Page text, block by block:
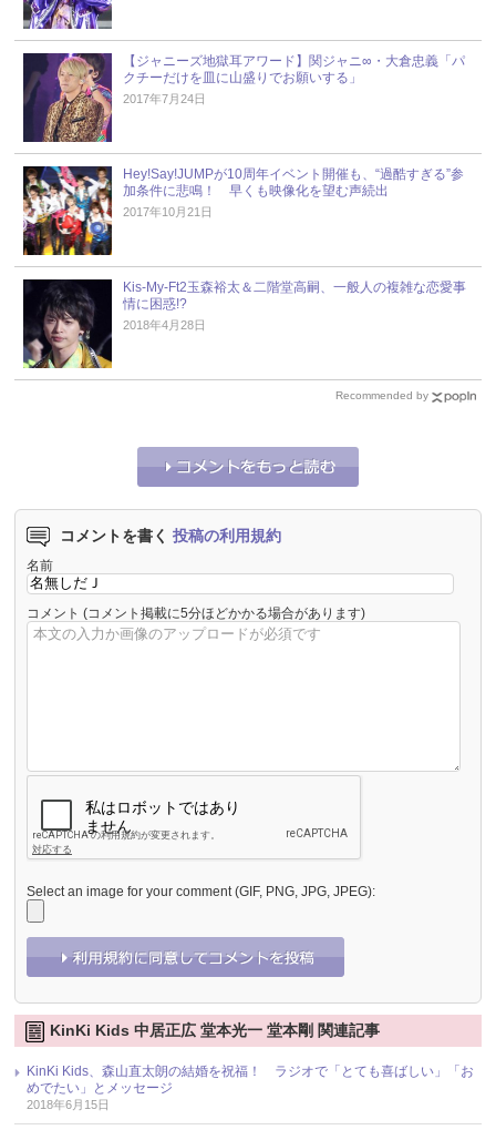
【ジャニーズ地獄耳アワード】関ジャニ∞・大倉忠義「パ
クチーだけを皿に山盛りでお願いする」
2017年7月24日
Hey!Say!JUMPが10周年イベント開催も、“過酷すぎる”参
加条件に悲鳴！ 早くも映像化を望む声続出
2017年10月21日
Kis-My-Ft2玉森裕太＆二階堂高嗣、一般人の複雑な恋愛事
情に困惑!?
2018年4月28日
Recommended by
コメントを書く 投稿の利用規約
名前
コメント (コメント掲載に5分ほどかかる場合があります)
Select an image for your comment (GIF, PNG, JPG, JPEG):
KinKi Kids 中居正広 堂本光一 堂本剛 関連記事
KinKi Kids、森山直太朗の結婚を祝福！ ラジオで「とても喜ばしい」「お
めでたい」とメッセージ
2018年6月15日